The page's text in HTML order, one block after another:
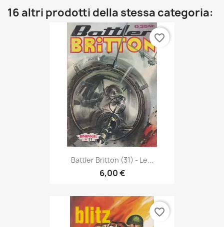
16 altri prodotti della stessa categoria:
Battler Britton (31) - Le...
6,00 €
favorite_border
favorite_border